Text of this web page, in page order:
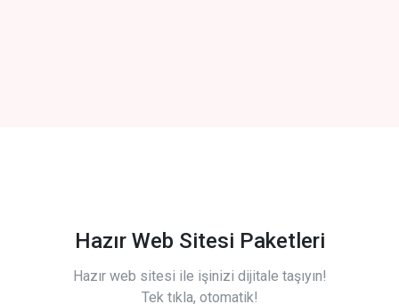
Hazır Web Sitesi Paketleri
Hazır web sitesi ile işinizi dijitale taşıyın!
Tek tıkla, otomatik!